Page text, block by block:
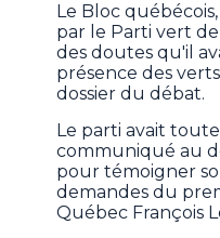
Le Bloc
par le Parti vert de
des doutes qu'il
présence des
dossier du débat.
Le parti avait
communiqué au
pour témoigner
demandes du
Québec François